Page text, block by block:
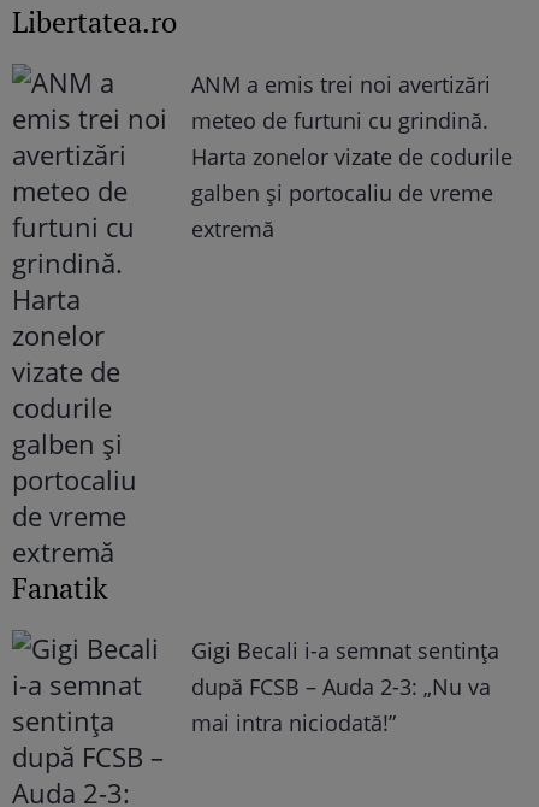
Libertatea.ro
ANM a emis trei noi avertizări
meteo de furtuni cu grindină.
Harta zonelor vizate de codurile
galben și portocaliu de vreme
extremă
Fanatik
Gigi Becali i-a semnat sentința
după FCSB – Auda 2-3: „Nu va
mai intra niciodată!”